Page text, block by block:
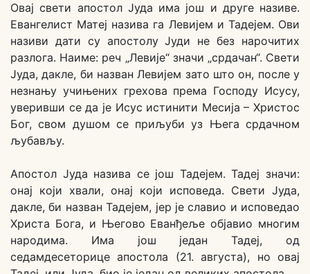
Овај свети апостол Јуда има још и друге називе.
Евангелист Матеј назива га Левијем и Тадејем. Ови
називи дати су апостолу Јуди не без нарочитих
разлога. Наиме: реч „Левије“ значи „срдачан“. Свети
Јуда, дакле, би назван Левијем зато што он, после у
незнању учињених грехова према Господу Исусу,
уверивши се да је Исус истинити Месија – Христос
Бог, свом душом се приљуби уз Њега срдачном
љубављу.
Апостол Јуда назива се још Тадејем. Тадеј значи:
онај који хвали, онај који исповеда. Свети Јуда,
дакле, би назван Тадејем, јер је славио и исповедао
Христа Бога, и Његово Еванђеље објавио многим
народима. Има још један Тадеј, од
седамдесеторице апостола (21. августа), но овај